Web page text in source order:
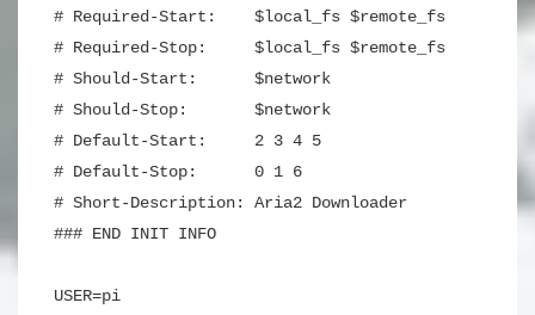
# Required-Start: $local_fs $remote_fs
# Required-Stop: $local_fs $remote_fs
# Should-Start: $network
# Should-Stop: $network
# Default-Start: 2 3 4 5
# Default-Stop: 0 1 6
# Short-Description: Aria2 Downloader
### END INIT INFO
USER=pi